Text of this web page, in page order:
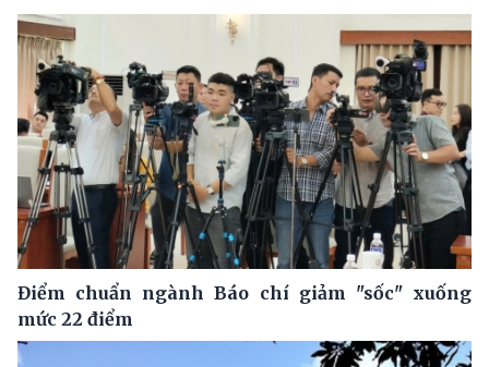
Điểm chuẩn ngành Báo chí giảm "sốc" xuống
mức 22 điểm